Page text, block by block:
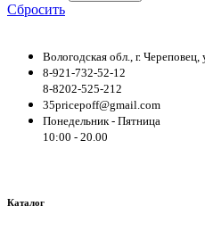
Сбросить
Вологодская обл., г.
8-921-732-52-12
8-8202-525-212
35pricepoff@gmail.com
Понедельник - Пятница
10:00 - 20.00
Каталог